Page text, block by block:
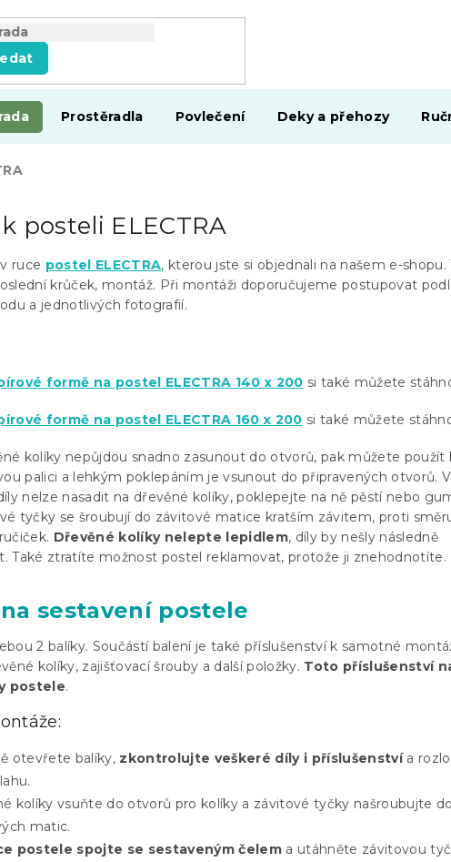
Prostěradla Povlečení Deky a přehozy
posteli ELECTRA
ruce postel ELECTRA, kterou jste si objednali na našem e-shopu.
krůček, montáž. Při montáži doporučujeme postupovat
a jednotlivých fotografií.
írové formě na postel ELECTRA 140 x 200 si také můžete
formě na postel ELECTRA 160 x 200 si také můžete
kolíky nepůjdou snadno zasunout do otvorů, pak můžete použít
palici a lehkým poklepáním je vsunout do připravených otvorů.
nelze nasadit na dřevěné kolíky, poklepejte na ně pěstí nebo
tyčky se šroubují do závitové matice kratším závitem, proti
Dřevěné kolíky nelepte lepidlem, díly by nešly následně
Také ztratíte možnost postel reklamovat, protože ji znehodnotíte.
sestavení postele
2 balíky. Součástí balení je také příslušenství k samotné
kolíky, zajišťovací šrouby a další položky. Toto příslušenství
postele.
otevřete balíky, zkontrolujte veškeré díly i příslušenstvía
kolíky vsuňte do otvorů pro kolíky a závitové tyčky našroubujte
matic.
postele spojte se sestaveným čelem a utáhněte závitovou